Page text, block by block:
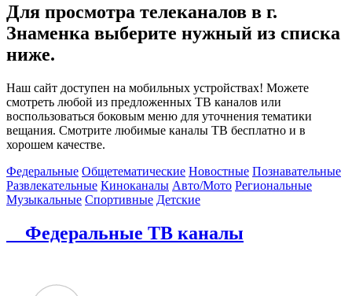
Для просмотра телеканалов в г.
Знаменка выберите нужный из списка
ниже.
Наш сайт доступен на мобильных устройствах! Можете
смотреть любой из предложенных ТВ каналов или
воспользоваться боковым меню для уточнения тематики
вещания. Смотрите любимые каналы ТВ бесплатно и в
хорошем качестве.
Федеральные Общетематические Новостные Познавательные
Развлекательные Киноканалы Авто/Мото Региональные
Музыкальные Спортивные Детские
Федеральные ТВ каналы